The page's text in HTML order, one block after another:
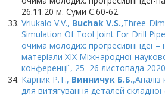
26.11.20 м. Суми С.60-62.
Vriukalo V.V., Buchak V.S.,Three-
Simulation Of Tool Joint For Drill
очима молодих: прогресивні ідеї
матеріали XIX Міжнародної
конференції, 25–26 листопада
Карпик Р.Т., Винничук Б.Б.,Аналіз
для витягування деталей складної